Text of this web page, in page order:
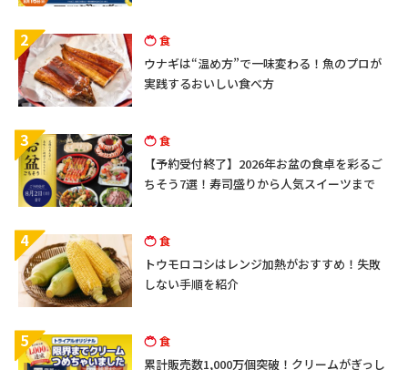
2 食
ウナギは“温め方”で一味変わる！魚のプロが
実践するおいしい食べ方
3 食
【予約受付終了】2026年お盆の食卓を彩るご
ちそう7選！寿司盛りから人気スイーツまで
4 食
トウモロコシはレンジ加熱がおすすめ！失敗
しない手順を紹介
5 食
累計販売数1,000万個突破！クリームがぎっし